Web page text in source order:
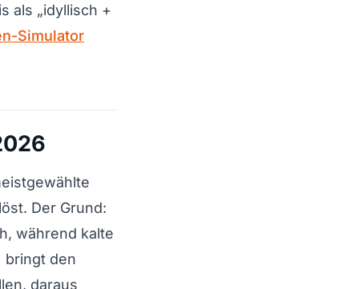
als „idyllisch +
Simulator
Der Grund:
während kalte
bringt den
daraus